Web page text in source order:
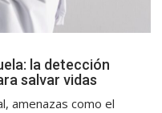
la detección
salvar vidas
amenazas como el